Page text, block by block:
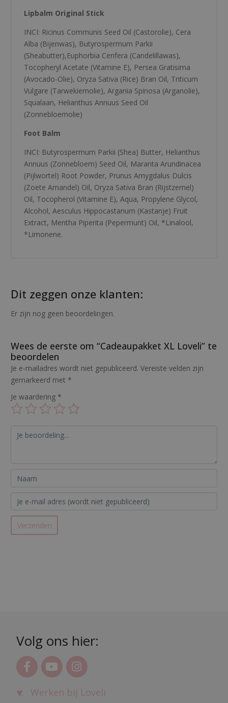
Lipbalm Original Stick
INCI: Ricinus Communis Seed Oil (Castorolie), Cera
Alba (Bijenwas), Butyrospermum Parkii
(Sheabutter),Euphorbia Cerifera (Candelillawas),
Tocopheryl Acetate (Vitamine E), Persea Gratisima
(Avocado-Olie), Oryza Sativa (Rice) Bran Oil, Triticum
Vulgare (Tarwekiemolie), Argania Spinosa (Arganolie),
Squalaan, Helianthus Annuus Seed Oil
(Zonnebloemolie)
Foot Balm
INCI: Butyrospermum Parkii (Shea) Butter, Helianthus
Annuus (Zonnebloem) Seed Oil, Maranta Arundinacea
(Pijlwortel) Root Powder, Prunus Amygdalus Dulcis
(Zoete Amandel) Oil, Oryza Sativa Bran (Rijstzemel)
Oil, Tocopherol (Vitamine E), Aqua, Propylene Glycol,
Alcohol, Aesculus Hippocastanum (Kastanje) Fruit
Extract, Mentha Piperita (Pepermunt) Oil, *Linalool,
*Limonene.
Dit zeggen onze klanten:
Er zijn nog geen beoordelingen.
Wees de eerste om “Cadeaupakket XL Loveli” te
beoordelen
Je e-mailadres wordt niet gepubliceerd. Vereiste velden zijn
gemarkeerd met *
Je waardering *
Volg ons hier:
Werken bij Loveli